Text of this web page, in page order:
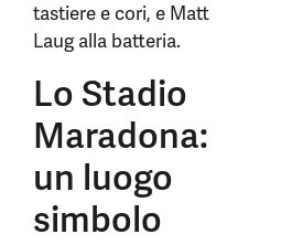
tastiere e cori, e Matt
Laug alla batteria.
Lo Stadio
Maradona:
un luogo
simbolo